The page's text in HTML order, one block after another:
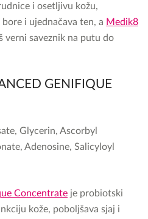
i osetljivu kožu,
i ujednačava ten, a Medik8
verni saveznik na putu do
GENIFIQUE
Glycerin, Ascorbyl
Adenosine, Salicyloyl
Concentrate je probiotski
kože, poboljšava sjaj i